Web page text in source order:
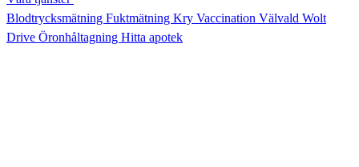
Blodtrycksmätning Fuktmätning Kry Vaccination Välvald Wolt
Drive Öronhåltagning Hitta apotek